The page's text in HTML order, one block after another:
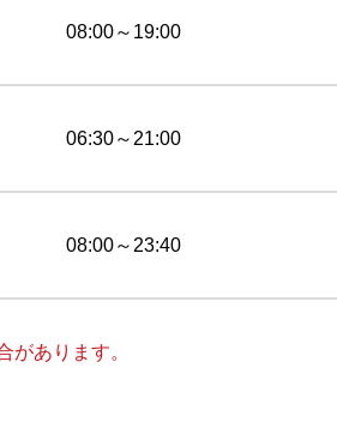
08:00～19:00
06:30～21:00
08:00～23:40
があります。